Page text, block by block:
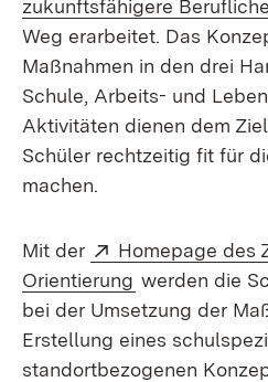
zukunftsfähigere
Weg erarbeitet. Das
Maßnahmen in den drei
Schule, Arbeits- und
Aktivitäten dienen dem
Schüler rechtzeitig fit für
machen.
Mit der Extern:
Homepage des
Orientierung (Öffnet in
werden die
bei der Umsetzung der
Erstellung eines
standortbezogenen